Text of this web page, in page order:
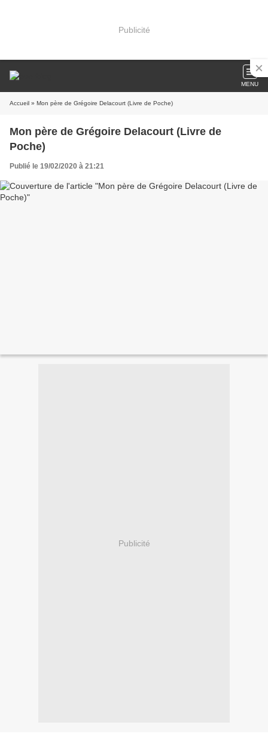
Publicité
MENU
Accueil » Mon père de Grégoire Delacourt (Livre de Poche)
Mon père de Grégoire Delacourt (Livre de
Poche)
Publié le 19/02/2020 à 21:21
Publicité